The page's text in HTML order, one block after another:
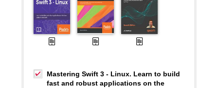
Mastering Swift 3 - Linux. Learn to build
fast and robust applications on the